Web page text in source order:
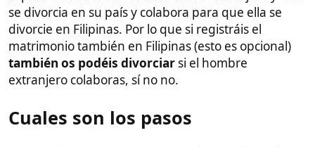
Una vez escojas notario, te va a decir que vayas al
colegio de abogados o colegio de notarios(de la
comunidad autónoma en la que estés
empadronado) a pedir " Turno". Cuando vayas a
este colegio te asignaran un notario de su criterio,
pero te permiten escoger uno de su comunidad
escoges a tu notario.